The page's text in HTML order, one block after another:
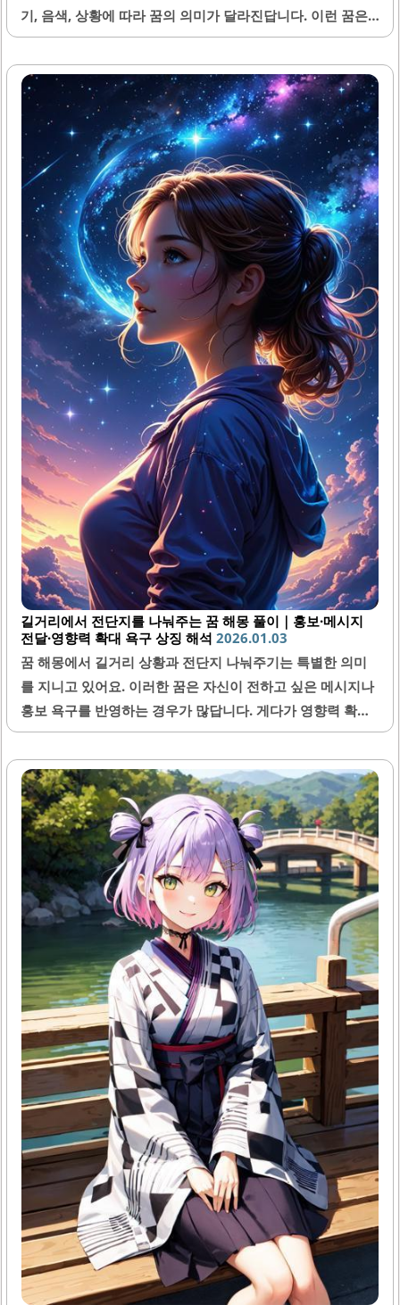
기, 음색, 상황에 따라 꿈의 의미가 달라진답니다. 이런 꿈은
자신의 내면 감정 또는 대인관계의 변화를 암시하며, 때로는
창의력의 증진이나 새로운 인간관계의 활력이 생긴다는 신호
일 수 있어요. 꿈에서 만나는 길거리 공연은 삶의 다양한 측면
을 반영하는데, 그 세밀한 차이를 알아두면 현실에 도움이 될
거예요.1. 길거리 공연 꿈의 기본 의미길거리 공연이나 버스
킹을 보는 꿈은 자신의 창의력과 표현력이 증가하는 시기를
나타낼 수 있어요. 특히 공연이 즐겁고 활기찬 분위기라면 당
신의 에너지와 대인관계가 좋아지는 신호예요. 반대로 공연
이 어둡고 침울하다면 현재의 심리적 스트레스나 내면 갈등
을 반영할 수 있답니다.2. 노래하는 모습을 볼 때의..
길거리에서 전단지를 나눠주는 꿈 해몽 풀이｜홍보·메시지
전달·영향력 확대 욕구 상징 해석 2026.01.03
꿈 해몽에서 길거리 상황과 전단지 나눠주기는 특별한 의미
를 지니고 있어요. 이러한 꿈은 자신이 전하고 싶은 메시지나
홍보 욕구를 반영하는 경우가 많답니다. 게다가 영향력 확대
에 대한 내적인 소망을 의미하기도 해서, 해석에 따라 삶의 중
요한 변화를 암시할 수도 있어요. 오늘은 길거리에서 전단지
를 나눠주는 꿈에 대해 자세히 풀어보면서 여러분의 내면 세
계를 이해해 볼게요.1. 전단지 나눠주기의 기본 의미길거리에
서 전단지 나눠주기 꿈은 주로 자신의 의사소통 욕구를 상징
해요. 이는 자신이 타인에게 중요한 정보나 생각을 전하려는
노력과 연결됩니다. 꿈에서 전단지를 나눠주는 행위는 자신
의 메시지를 알리고자 하는 홍보 의지를 보여줄 수 있어요. 또
한, 이러한 꿈은 새로운 소식이나 기회가 다가오고 있음을 암
시할 때도 있답니다.2. 꿈에서의 길거리 의미길거리는 꿈에서
사회적..